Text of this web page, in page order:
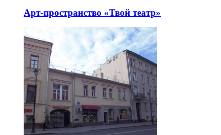
Арт-пространство «Твой театр»